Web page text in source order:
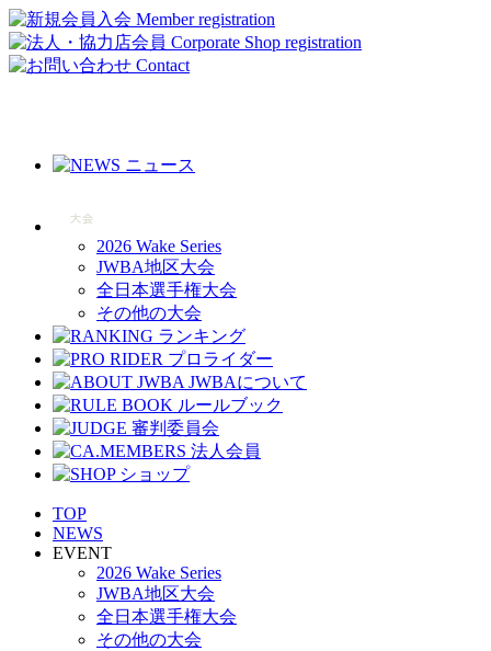
2026 Wake Series
JWBA地区大会
全日本選手権大会
その他の大会
TOP
NEWS
EVENT
2026 Wake Series
JWBA地区大会
全日本選手権大会
その他の大会